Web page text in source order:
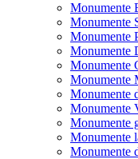
Monumente
Monumente
Monumente
Monumente
Monumente
Monumente
Monumente
Monumente
Monumente
Monumente
Monumente